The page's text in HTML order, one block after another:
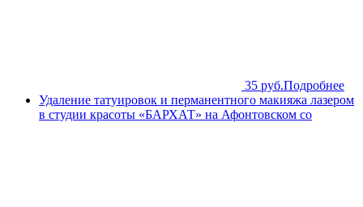
35 руб.Подробнее
Удаление татуировок и перманентного макияжа лазером
в студии красоты «БАРХАТ» на Афонтовском со